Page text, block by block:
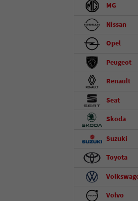
MG
Nissan
Opel
Peugeot
Renault
Seat
Skoda
Suzuki
Toyota
Volvo